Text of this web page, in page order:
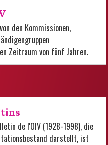
den Kommissionen,
Zeitraum von fünf Jahren.
de l'OIV (1928-1998), die
darstellt, ist